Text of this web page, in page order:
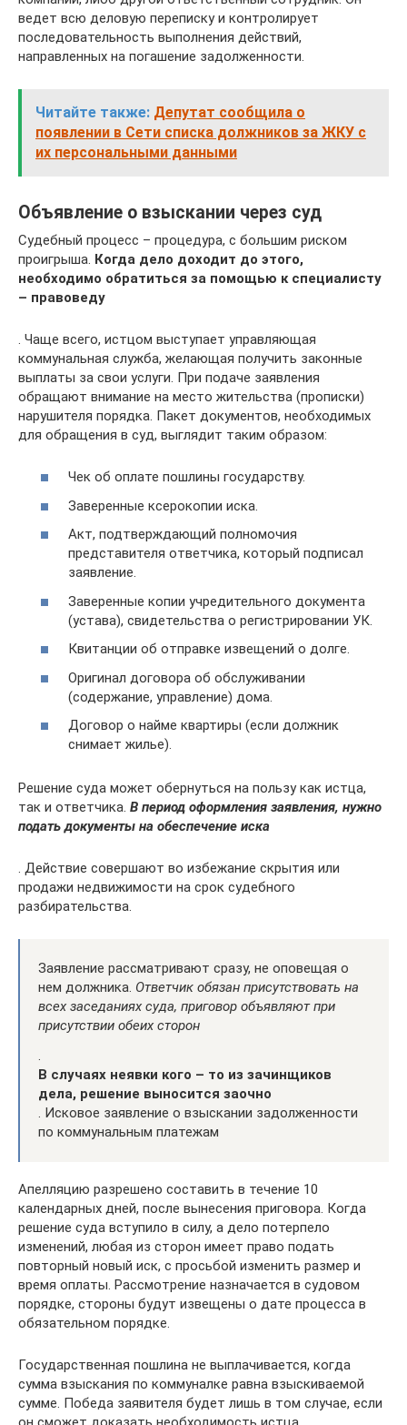
ведет всю деловую переписку и контролирует
последовательность выполнения действий,
направленных на погашение задолженности.
Читайте также: Депутат сообщила о
появлении в Сети списка должников за ЖКУ с
их персональными данными
Объявление о взыскании через суд
Судебный процесс – процедура, с большим риском
проигрыша. Когда дело доходит до этого,
необходимо обратиться за помощью к специалисту
– правоведу
. Чаще всего, истцом выступает управляющая
коммунальная служба, желающая получить законные
выплаты за свои услуги. При подаче заявления
обращают внимание на место жительства (прописки)
нарушителя порядка. Пакет документов, необходимых
для обращения в суд, выглядит таким образом:
Чек об оплате пошлины государству.
Заверенные ксерокопии иска.
Акт, подтверждающий полномочия
представителя ответчика, который подписал
заявление.
Заверенные копии учредительного документа
(устава), свидетельства о регистрировании УК.
Квитанции об отправке извещений о долге.
Оригинал договора об обслуживании
(содержание, управление) дома.
Договор о найме квартиры (если должник
снимает жилье).
Решение суда может обернуться на пользу как истца,
так и ответчика. В период оформления заявления, нужно
подать документы на обеспечение иска
. Действие совершают во избежание скрытия или
продажи недвижимости на срок судебного
разбирательства.
Заявление рассматривают сразу, не оповещая о
нем должника. Ответчик обязан присутствовать на
всех заседаниях суда, приговор объявляют при
присутствии обеих сторон
.
В случаях неявки кого – то из зачинщиков
дела, решение выносится заочно
. Исковое заявление о взыскании задолженности
по коммунальным платежам
Апелляцию разрешено составить в течение 10
календарных дней, после вынесения приговора. Когда
решение суда вступило в силу, а дело потерпело
изменений, любая из сторон имеет право подать
повторный новый иск, с просьбой изменить размер и
время оплаты. Рассмотрение назначается в судовом
порядке, стороны будут извещены о дате процесса в
обязательном порядке.
Государственная пошлина не выплачивается, когда
сумма взыскания по коммуналке равна взыскиваемой
сумме. Победа заявителя будет лишь в том случае, если